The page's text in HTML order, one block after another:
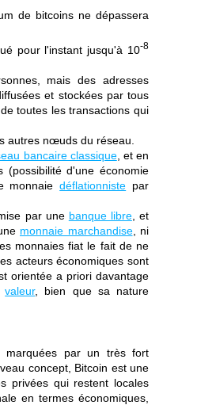
de bitcoins ne dépassera
pour l'instant jusqu'à 10-8
mais des adresses
et stockées par tous
toutes les transactions qui
autres nœuds du réseau.
bancaire classique, et en
(possibilité d'une économie
monnaiedéflationniste par
par une banque libre, et
monnaie marchandise, ni
monnaies fiat le fait de ne
acteurs économiques sont
orientée a priori davantage
valeur, bien que sa nature
marquées par un très fort
concept, Bitcoin est une
privées qui restent locales
en termes économiques,